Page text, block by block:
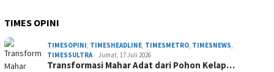
TIMES OPINI
TIMESOPINI, TIMESHEADLINE, TIMESMETRO, TIMESNEWS,
TIMESSULTRA
Jumat, 17 Juli 2026
Transformasi Mahar Adat dari Pohon Kelap…